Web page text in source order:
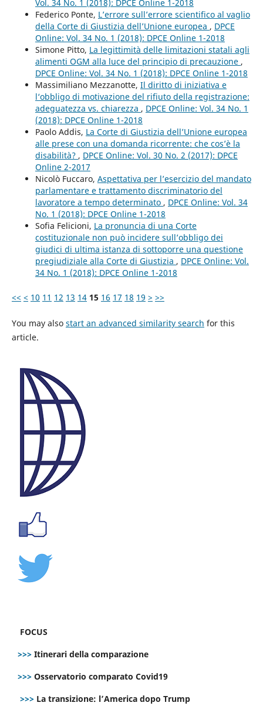
Vol. 34 No. 1 (2018): DPCE Online 1-2018
Federico Ponte, L’errore sull’errore scientifico al vaglio
della Corte di Giustizia dell’Unione europea , DPCE
Online: Vol. 34 No. 1 (2018): DPCE Online 1-2018
Simone Pitto, La legittimità delle limitazioni statali agli
alimenti OGM alla luce del principio di precauzione ,
DPCE Online: Vol. 34 No. 1 (2018): DPCE Online 1-2018
Massimiliano Mezzanotte, Il diritto di iniziativa e
l‘obbligo di motivazione del rifiuto della registrazione:
adeguatezza vs. chiarezza , DPCE Online: Vol. 34 No. 1
(2018): DPCE Online 1-2018
Paolo Addis, La Corte di Giustizia dell’Unione europea
alle prese con una domanda ricorrente: che cos’è la
disabilità? , DPCE Online: Vol. 30 No. 2 (2017): DPCE
Online 2-2017
Nicolò Fuccaro, Aspettativa per l’esercizio del mandato
parlamentare e trattamento discriminatorio del
lavoratore a tempo determinato , DPCE Online: Vol. 34
No. 1 (2018): DPCE Online 1-2018
Sofia Felicioni, La pronuncia di una Corte
costituzionale non può incidere sull’obbligo dei
giudici di ultima istanza di sottoporre una questione
pregiudiziale alla Corte di Giustizia , DPCE Online: Vol.
34 No. 1 (2018): DPCE Online 1-2018
<< < 10 11 12 13 14 15 16 17 18 19 > >>
You may also start an advanced similarity search for this
article.
FOCUS
>>> Itinerari della comparazione
>>> Osservatorio comparato Covid19
>>> La transizione: l’America dopo Trump